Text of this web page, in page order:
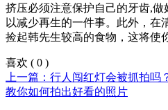
挤压必须注意保护自己的牙齿,
以减少再生的一件事。此外，在
捡起韩先生较高的食物，这将使
喜欢 ( 0 )
上一篇：行人闯红灯会被抓拍吗
教你如何拍出好看的照片